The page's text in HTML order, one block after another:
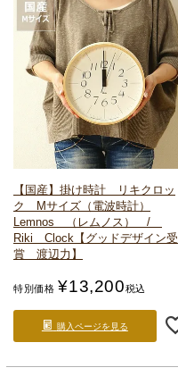
【国産】掛け時計 リキクロッ
ク Mサイズ（電波時計）
Lemnos （レムノス） /
Riki Clock 【グッドデザイン受
賞 渡辺力】
特別価格 ¥13,200税込
購入ページを見る